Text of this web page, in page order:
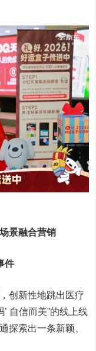
景融合营销
件
创新性地跳出医疗
自信而美”的线上线
探索出一条新颖、